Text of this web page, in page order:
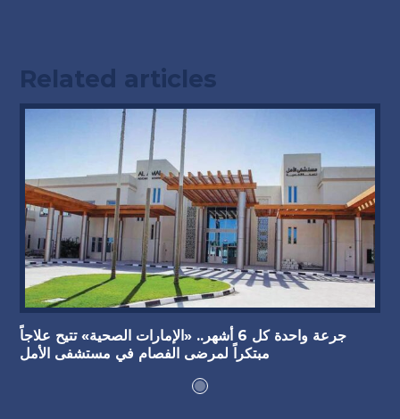
Related articles
جرعة واحدة كل 6 أشهر.. «الإمارات الصحية» تتيح علاجاً
مبتكراً لمرضى الفصام في مستشفى الأمل